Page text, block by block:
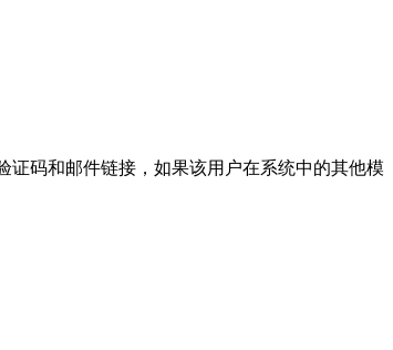
码和邮件链接，如果该用户在系统中的其他模